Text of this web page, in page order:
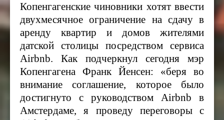
Копенгагенские чиновники хотят ввести
двухмесячное ограничение на сдачу в
аренду квартир и домов жителями
датской столицы посредством сервиса
Airbnb. Как подчеркнул сегодня мэр
Копенгагена Франк Йенсен: «беря во
внимание соглашение, которое было
достигнуто с руководством Airbnb в
Амстердаме, я проведу переговоры с